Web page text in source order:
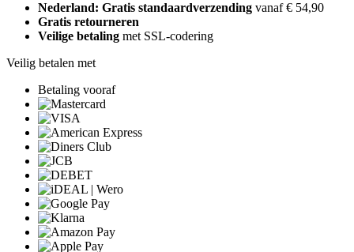
Nederland: Gratis standaardverzending vanaf € 54,90
Gratis retourneren
Veilige betaling met SSL-codering
Veilig betalen met
Betaling vooraf